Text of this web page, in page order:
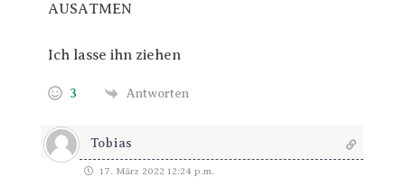
AUSATMEN
Ich lasse ihn ziehen
3 Antworten
Tobias
17. März 2022 12:24 p.m.